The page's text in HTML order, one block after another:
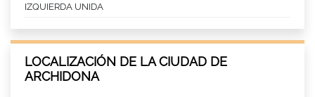
IZQUIERDA UNIDA
LOCALIZACIÓN DE LA CIUDAD DE
ARCHIDONA